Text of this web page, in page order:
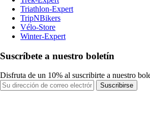
Triathlon-Expert
TripNBikers
Vélo-Store
Winter-Expert
Suscríbete a nuestro boletín
Disfruta de un 10% al suscribirte a nuestro
Suscribirse